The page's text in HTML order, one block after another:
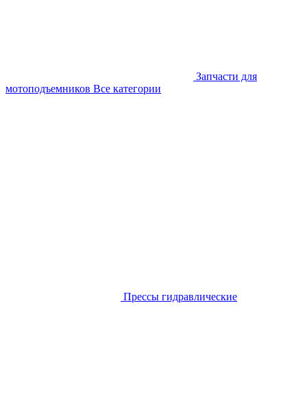
Запчасти для
мотоподъемников Все категории
Прессы гидравлические